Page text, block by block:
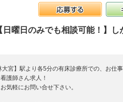
曜日のみでも相談可能！】し
宮】駅より各5分の有床診療所での、お仕事
護師さん求人！
気軽にお問い合せ下さい。